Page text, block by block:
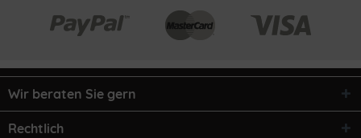
Wir beraten Sie gern
Rechtlich